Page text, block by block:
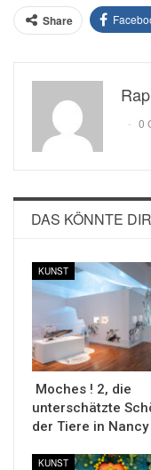
Share
0
DAS KÖNNTE
KUNST
Moches ! 2, die
unterschätzte
der Tiere in Nancy
KUNST